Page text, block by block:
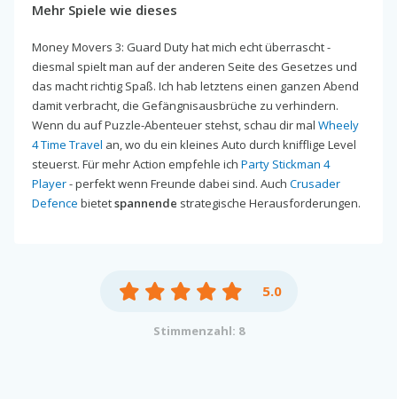
Mehr Spiele wie dieses
Money Movers 3: Guard Duty hat mich echt überrascht -
diesmal spielt man auf der anderen Seite des Gesetzes und
das macht richtig Spaß. Ich hab letztens einen ganzen Abend
damit verbracht, die Gefängnisausbrüche zu verhindern.
Wenn du auf Puzzle-Abenteuer stehst, schau dir mal Wheely
4 Time Travel an, wo du ein kleines Auto durch knifflige Level
steuerst. Für mehr Action empfehle ich Party Stickman 4
Player- perfekt wenn Freunde dabei sind. Auch Crusader
Defence bietetspannende strategische Herausforderungen.
5.0
Stimmenzahl: 8